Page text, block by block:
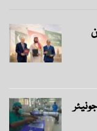
مین پاور ڈیپارٹمنٹ بلوچستان کے 6 جونیئر